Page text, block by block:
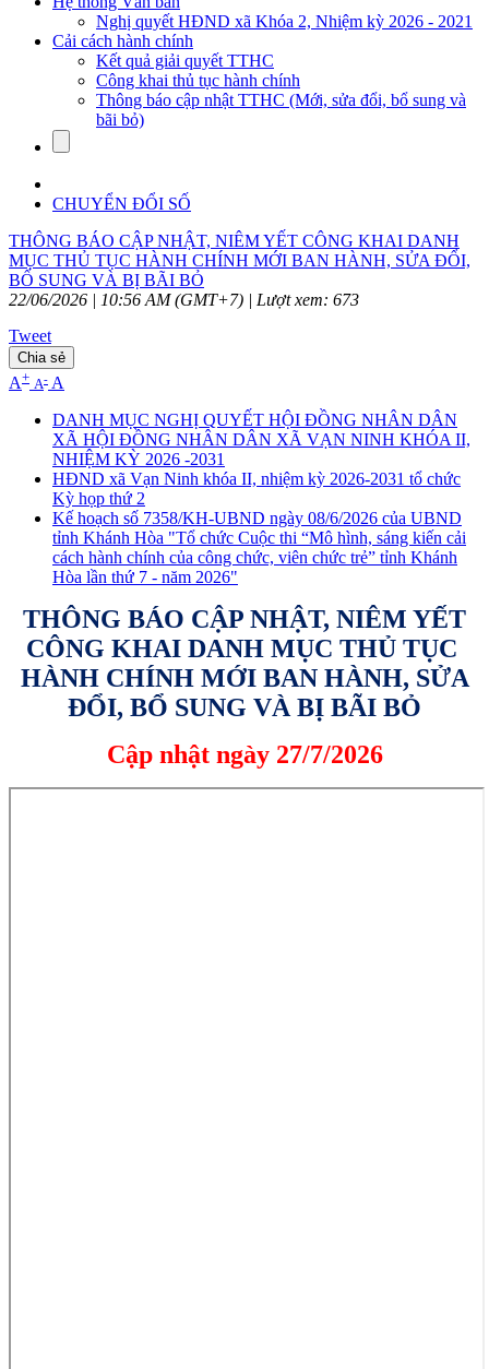
Nghị quyết HĐND xã Khóa 2, Nhiệm kỳ 2026 - 2021
Cải cách hành chính
Kết quả giải quyết TTHC
Công khai thủ tục hành chính
Thông báo cập nhật TTHC (Mới, sửa đổi, bổ sung và
bãi bỏ)
CHUYỂN ĐỔI SỐ
THÔNG BÁO CẬP NHẬT, NIÊM YẾT CÔNG KHAI DANH
MỤC THỦ TỤC HÀNH CHÍNH MỚI BAN HÀNH, SỬA ĐỔI,
BỔ SUNG VÀ BỊ BÃI BỎ
22/06/2026 | 10:56 AM (GMT+7) | Lượt xem: 673
Tweet
Chia sẻ
A+ A- A
DANH MỤC NGHỊ QUYẾT HỘI ĐỒNG NHÂN DÂN
XÃ HỘI ĐỒNG NHÂN DÂN XÃ VẠN NINH KHÓA II,
NHIỆM KỲ 2026 -2031
HĐND xã Vạn Ninh khóa II, nhiệm kỳ 2026-2031 tổ chức
Kỳ họp thứ 2
Kế hoạch số 7358/KH-UBND ngày 08/6/2026 của UBND
tỉnh Khánh Hòa "Tổ chức Cuộc thi “Mô hình, sáng kiến cải
cách hành chính của công chức, viên chức trẻ” tỉnh Khánh
Hòa lần thứ 7 - năm 2026"
THÔNG BÁO CẬP NHẬT, NIÊM YẾT
CÔNG KHAI DANH MỤC THỦ TỤC
HÀNH CHÍNH MỚI BAN HÀNH, SỬA
ĐỔI, BỔ SUNG VÀ BỊ BÃI BỎ
Cập nhật ngày 27/7/2026